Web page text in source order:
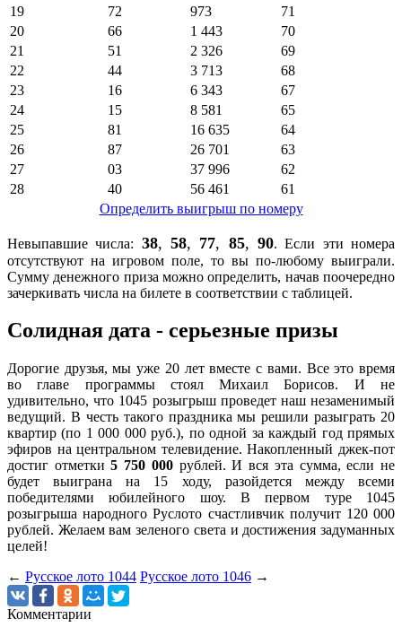
19
72 973
71
20
66 1 443
70
21
51 2 326
69
22
44 3 713
68
23
16 6 343
67
24
15 8 581
65
25
81 16 635
64
26
87 26 701
63
27
03 37 996
62
28
40 56 461
61
Определить выигрыш по номеру
Невыпавшие числа: 38,58, 77, 85,90. Если эти номера
отсутствуют на игровом поле, то вы по-любому выиграли.
Сумму денежного приза можно определить, начав поочередно
зачеркивать числа на билете в соответствии с таблицей.
Солидная дата - серьезные призы
Дорогие друзья, мы уже 20 лет вместе с вами. Все это время
во главе программы стоял Михаил Борисов. И не
удивительно, что 1045 розыгрыш проведет наш незаменимый
ведущий. В честь такого праздника мы решили разыграть 20
квартир (по 1 000 000 руб.), по одной за каждый год прямых
эфиров на центральном телевидение. Накопленный джек-пот
достиг отметки5 750 000рублей. И вся эта сумма, если не
будет выиграна на 15 ходу, разойдется между всеми
победителями юбилейного шоу. В первом туре 1045
розыгрыша народного Руслото счастливчик получит 120 000
рублей. Желаем вам зеленого света и достижения задуманных
целей!
← Русское лото 1044 Русское лото 1046 →
Комментарии